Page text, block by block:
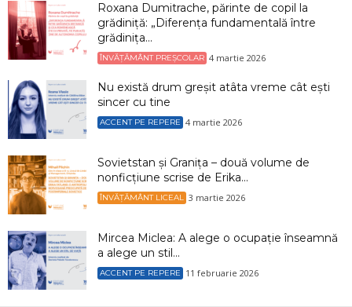
Roxana Dumitrache, părinte de copil la
grădiniță: „Diferența fundamentală între
grădinița...
ÎNVĂȚĂMÂNT PREȘCOLAR 4 martie 2026
Nu există drum greșit atâta vreme cât ești
sincer cu tine
ACCENT PE REPERE 4 martie 2026
Sovietstan și Granița – două volume de
nonficțiune scrise de Erika...
ÎNVĂȚĂMÂNT LICEAL 3 martie 2026
Mircea Miclea: A alege o ocupație înseamnă
a alege un stil...
ACCENT PE REPERE 11 februarie 2026